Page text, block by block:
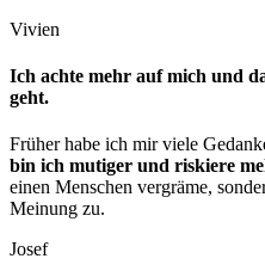
Vivien
Ich achte mehr auf mich und
geht.
Früher habe ich mir viele
bin ich mutiger und riskiere
einen Menschen vergräme,
Meinung zu.
Josef